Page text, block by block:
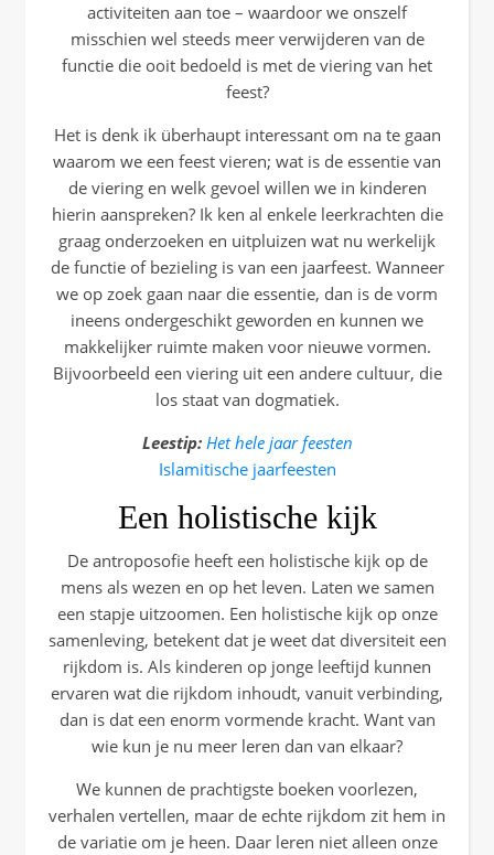
activiteiten aan toe – waardoor we onszelf
misschien wel steeds meer verwijderen van de
functie die ooit bedoeld is met de viering van het
feest?
Het is denk ik überhaupt interessant om na te gaan
waarom we een feest vieren; wat is de essentie van
de viering en welk gevoel willen we in kinderen
hierin aanspreken? Ik ken al enkele leerkrachten die
graag onderzoeken en uitpluizen wat nu werkelijk
de functie of bezieling is van een jaarfeest. Wanneer
we op zoek gaan naar die essentie, dan is de vorm
ineens ondergeschikt geworden en kunnen we
makkelijker ruimte maken voor nieuwe vormen.
Bijvoorbeeld een viering uit een andere cultuur, die
los staat van dogmatiek.
Leestip: Het hele jaar feesten
Islamitische jaarfeesten
Een holistische kijk
De antroposofie heeft een holistische kijk op de
mens als wezen en op het leven. Laten we samen
een stapje uitzoomen. Een holistische kijk op onze
samenleving, betekent dat je weet dat diversiteit een
rijkdom is. Als kinderen op jonge leeftijd kunnen
ervaren wat die rijkdom inhoudt, vanuit verbinding,
dan is dat een enorm vormende kracht. Want van
wie kun je nu meer leren dan van elkaar?
We kunnen de prachtigste boeken voorlezen,
verhalen vertellen, maar de echte rijkdom zit hem in
de variatie om je heen. Daar leren niet alleen onze